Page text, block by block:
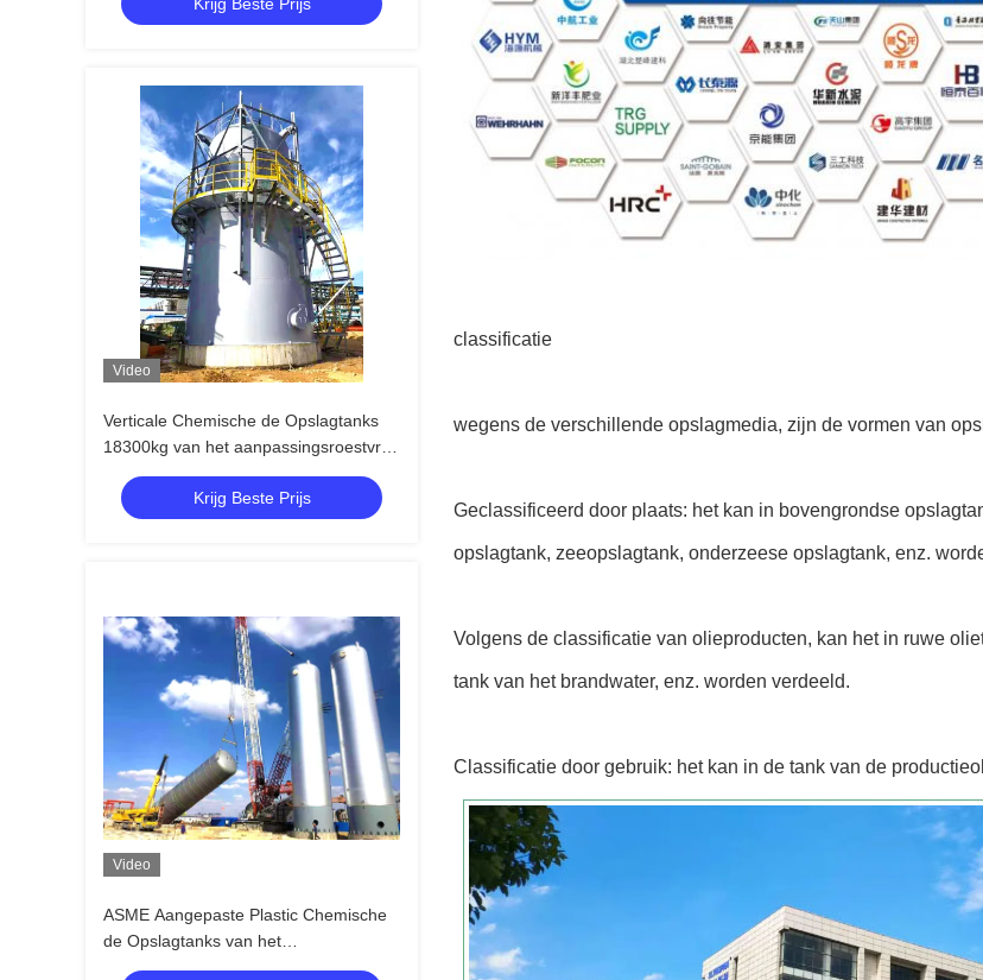
Video
Verticale Chemische de Opslagtanks
18300kg van het aanpassingsroestvrije
staal
Krijg Beste Prijs
Video
ASME Aangepaste Plastic Chemische
de Opslagtanks van het
Polypropyleenpp Polyvinylchloride
classificatie
wegens de verschillende opslagmedia, zijn de vormen van
Geclassificeerd door plaats: het kan in bovengrondse
opslagtank, zeeopslagtank, onderzeese opslagtank, enz.
Volgens de classificatie van olieproducten, kan het in ruwe
tank van het brandwater, enz. worden verdeeld.
Classificatie door gebruik: het kan in de tank van de